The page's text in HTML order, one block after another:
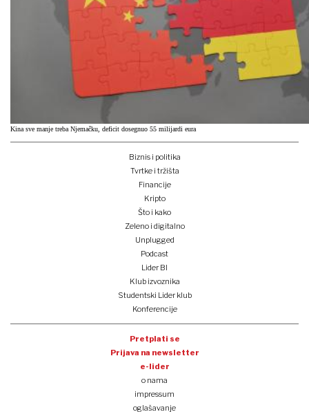
Kina sve manje treba Njemačku, deficit dosegnuo 55 milijardi eura
Biznis i politika
Tvrtke i tržišta
Financije
Kripto
Što i kako
Zeleno i digitalno
Unplugged
Podcast
Lider BI
Klub izvoznika
Studentski Lider klub
Konferencije
Pretplati se
Prijava na newsletter
e-lider
o nama
impressum
oglašavanje